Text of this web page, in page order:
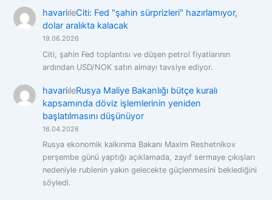
havarii̇leCiti: Fed "şahin sürprizleri" hazırlamıyor,
dolar aralıkta kalacak
19.06.2026
Citi, şahin Fed toplantısı ve düşen petrol fiyatlarının
ardından USD/NOK satın almayı tavsiye ediyor.
havarii̇leRusya Maliye Bakanlığı bütçe kuralı
kapsamında döviz işlemlerinin yeniden
başlatılmasını düşünüyor
16.04.2026
Rusya ekonomik kalkınma Bakanı Maxim Reshetnikov
perşembe günü yaptığı açıklamada, zayıf sermaye çıkışları
nedeniyle rublenin yakın gelecekte güçlenmesini beklediğini
söyledi.